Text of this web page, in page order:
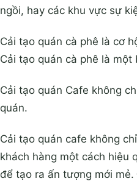
ngồi, hay các khu vực sự
Cải tạo quán cà phê là cơ
Cải tạo quán cà phê là
Cải tạo quán Cafe không
quán.
Cải tạo quán cafe không
khách hàng một cách hiệu
để tạo ra ấn tượng mới